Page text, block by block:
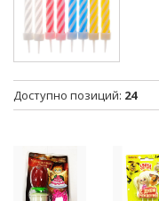
Доступно позиций: 24